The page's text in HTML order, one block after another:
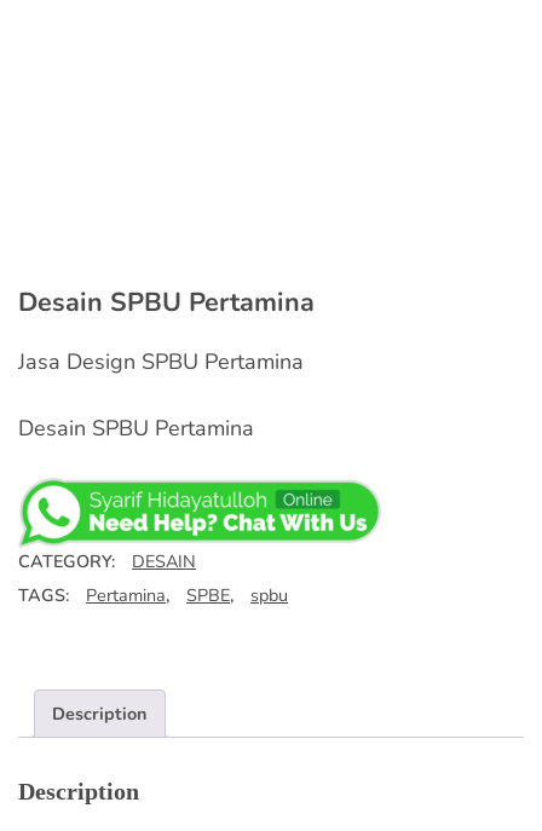
Desain SPBU Pertamina
Jasa Design SPBU Pertamina
Desain SPBU Pertamina
CATEGORY:
DESAIN
TAGS:
Pertamina, SPBE, spbu
Description
Description